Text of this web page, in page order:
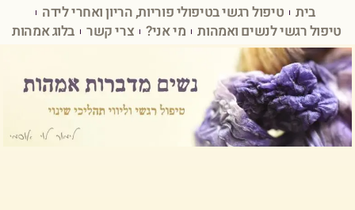
בית
טיפול רגשי בטיפולי פוריות, הריון ואחרי לידה
טיפול רגשי לנשים ואמהות
מי אני? צרי קשר בלוג אמהות